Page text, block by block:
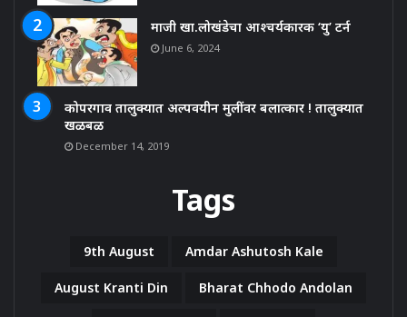
माजी खा.लोखंडेचा आश्चर्यकारक ‘यु’ टर्न
June 6, 2024
कोपरगाव तालुक्यात अल्पवयीन मुलींवर बलात्कार ! तालुक्यात
खळबळ
December 14, 2019
Tags
9th August Amdar Ashutosh Kale
August Kranti Din Bharat Chhodo Andolan